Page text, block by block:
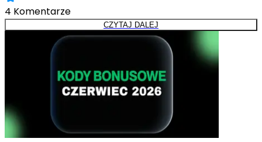
4 Komentarze
CZYTAJ DALEJ